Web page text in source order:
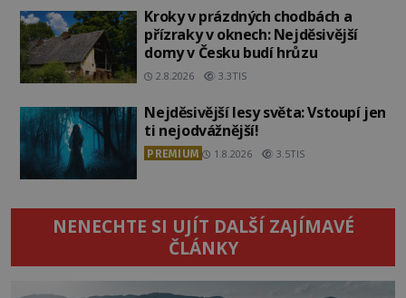
Kroky v prázdných chodbách a
přízraky v oknech: Nejděsivější
domy v Česku budí hrůzu
2.8.2026 3.3TIS
Nejděsivější lesy světa: Vstoupí jen
ti nejodvážnější!
PREMIUM 1.8.2026 3.5TIS
NENECHTE SI UJÍT DALŠÍ ZAJÍMAVÉ
ČLÁNKY